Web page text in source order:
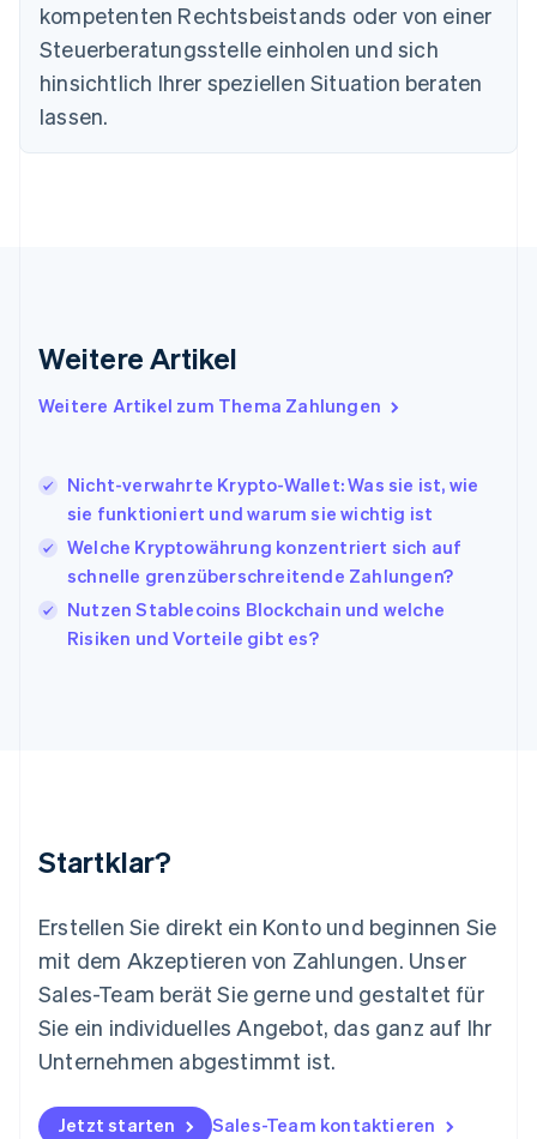
kompetenten Rechtsbeistands oder von einer
Steuerberatungsstelle einholen und sich
hinsichtlich Ihrer speziellen Situation beraten
lassen.
Weitere Artikel
Weitere Artikel zum Thema Zahlungen
Nicht-verwahrte Krypto-Wallet: Was sie ist, wie
sie funktioniert und warum sie wichtig ist
Welche Kryptowährung konzentriert sich auf
schnelle grenzüberschreitende Zahlungen?
Nutzen Stablecoins Blockchain und welche
Risiken und Vorteile gibt es?
Startklar?
Erstellen Sie direkt ein Konto und beginnen Sie
mit dem Akzeptieren von Zahlungen. Unser
Sales-Team berät Sie gerne und gestaltet für
Sie ein individuelles Angebot, das ganz auf Ihr
Unternehmen abgestimmt ist.
Jetzt starten Sales-Team kontaktieren
English
Festlandchina
简体中文English
Finnland
Frankreich
FrançaisEnglish
English
Italien
Italiano English
English Français
Kroatien
EnglishItaliano
Lettland
Liechtenstein
Deutsch English
Mexiko
English
Niederlande
Nederlands English
Norwegen
English
Österreich
Polen
English